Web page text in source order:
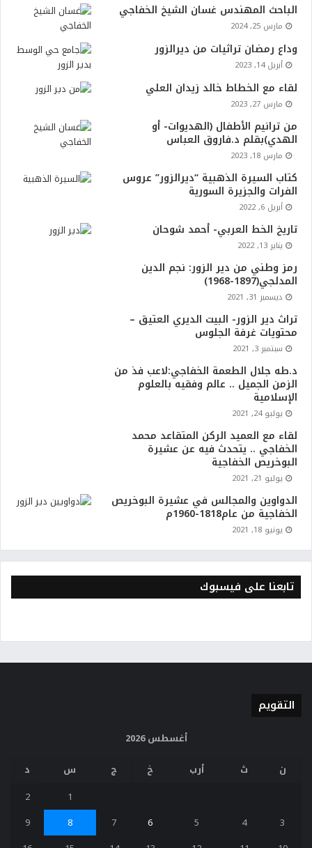
الباحث المهندس غسان الشيخ الخفاجي
مارس 25, 2024
وداع رمضان تراثيات من ديرالزور
أبريل 14, 2023
لقاء مع الخطاط خالد زيدان العلي
مارس 27, 2023
من ترانيم الأطفال (الهديوات- أو
الهدي)بقلم د.فاروق العباس
مارس 18, 2023
كتاب السيرة الذهبية “ديرالزور” عروس
الفرات والجزيرة السورية
أبريل 6, 2022
تاريخ الخط العربي- أحمد شوحان
يناير 13, 2022
رمز وطني من دير الزور: نجم الدين
المدلجي(1897-1968)
ديسمبر 31, 2021
تراث دير الزور- البيت الديري العتيق –
محتويات غرفة الجلوس
سبتمبر 3, 2021
د.طه جلال الطعمة الخفاجي:لاعب فذ من
الزمن الجميل .. عالم وفقيه بالعلوم
الإسلامية
يوليو 24, 2021
لقاء مع العميد الركن المتقاعد محمد
الخفاجي .. يتحدث فيه عن عشيرة
البوخريص الخفاجية
يوليو 21, 2021
الدواوين والمجالس في عشيرة البوخريص
الخفاجية من عام1818-1960م
يونيو 18, 2021
تابعنا على فيسبوك
التقويم
أغسطس 2026
ن
ث أرب خ ج س د
1
2
3
4
5
6
7
8
9